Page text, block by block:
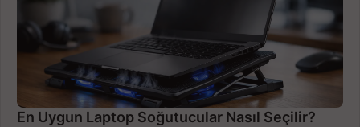
En Uygun Laptop Soğutucular Nasıl Seçilir?